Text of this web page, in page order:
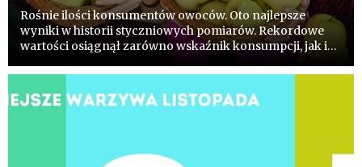
Rośnie ilości konsumentów owoców. Oto najlepsze
wyniki w historii styczniowych pomiarów. Rekordowe
wartości osiągnął zarówno wskaźnik konsumpcji, jak i
wskaźnik „Wczoraj na talerzu” zanotował drugi
najwyższy wynik w historii...